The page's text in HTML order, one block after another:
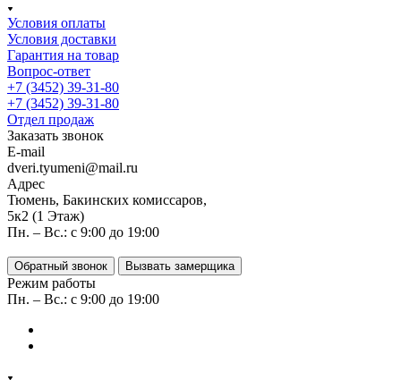
Условия оплаты
Условия доставки
Гарантия на товар
Вопрос-ответ
+7 (3452) 39-31-80
+7 (3452) 39-31-80
Отдел продаж
Заказать звонок
E-mail
dveri.tyumeni@mail.ru
Адрес
Тюмень, Бакинских комиссаров,
5к2 (1 Этаж)
Пн. – Вс.: с 9:00 до 19:00
Обратный звонок Вызвать замерщика
Режим работы
Пн. – Вс.: с 9:00 до 19:00